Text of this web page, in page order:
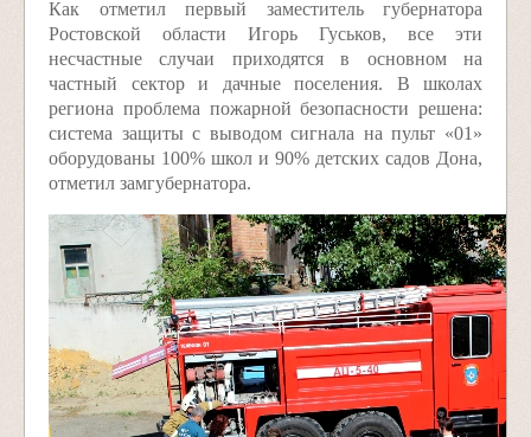
Как отметил первый заместитель губернатора
Ростовской области Игорь Гуськов, все эти
несчастные случаи приходятся в основном на
частный сектор и дачные поселения. В школах
региона проблема пожарной безопасности решена:
система защиты с выводом сигнала на пульт «01»
оборудованы 100% школ и 90% детских садов Дона,
отметил замгубернатора.